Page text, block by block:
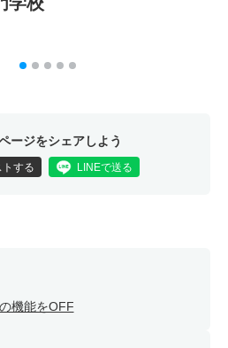
ージをシェアしよう
トする LINEで送る
機能をOFF